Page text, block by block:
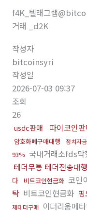
f4K_텔래그램
거래 _d2K
작성자
bitcoinsyri
작성일
2026-07-03 09:37
조회
26
usdc판매 파이코인판
암호화폐구매대행 정치자
93% 국내거래소fds막
테더무통 테더전송대행
다
비트코인현금화 코인
탁 비트코인현금화 핑
제테더구매 이더리움메